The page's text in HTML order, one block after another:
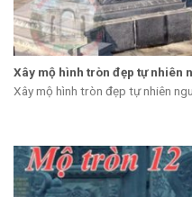
Xây mộ hình tròn đẹp tự nhiên
Xây mộ hình tròn đẹp tự nhiên